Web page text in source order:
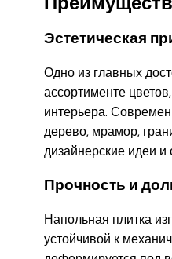
Эстетическая
Одно из главных
ассортименте
интерьера.
дерево, мрамор,
дизайнерские идеи
Прочность и
Напольная плитка
устойчивой к